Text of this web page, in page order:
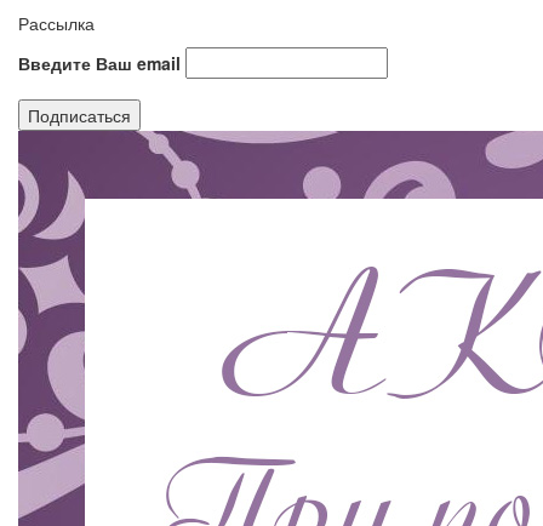
Рассылка
Введите Ваш email